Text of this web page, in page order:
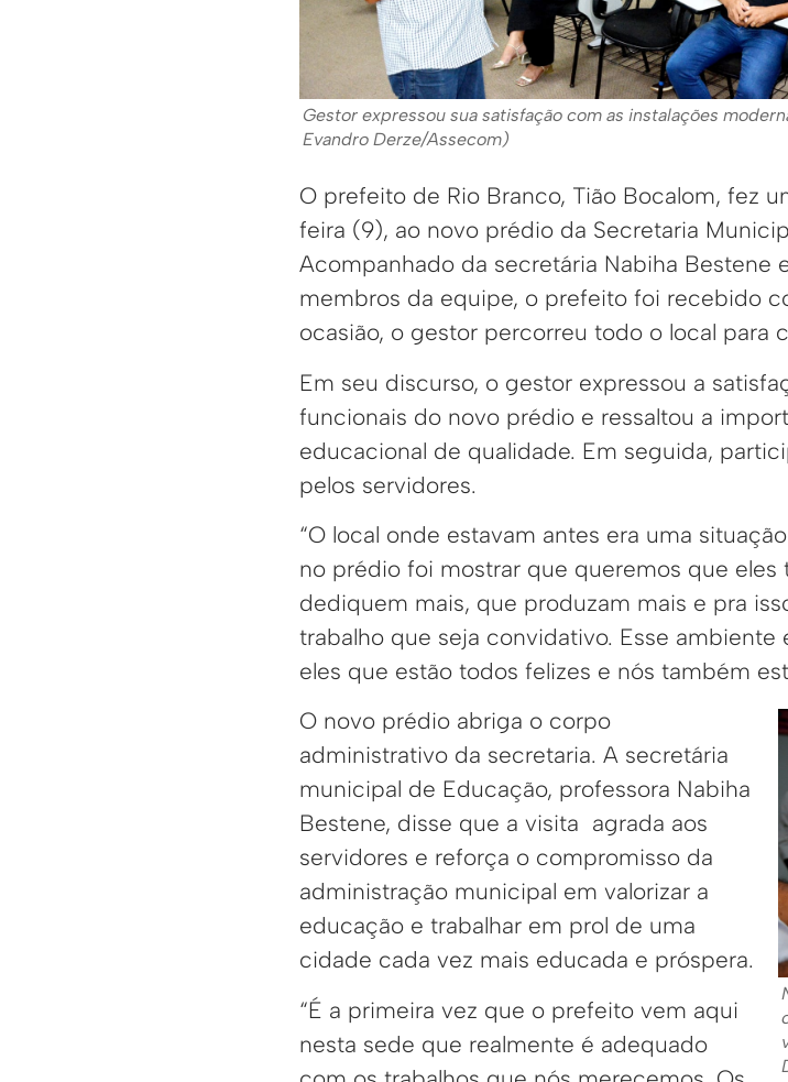
Gestor expressou sua satisfação com as instalações
Evandro Derze/Assecom)
O prefeito de Rio Branco, Tião Bocalom, fez
feira (9), ao novo prédio da Secretaria
Acompanhado da secretária Nabiha Bestene
membros da equipe, o prefeito foi recebido
ocasião, o gestor percorreu todo o local para
Em seu discurso, o gestor expressou a
funcionais do novo prédio e ressaltou a
educacional de qualidade. Em seguida,
pelos servidores.
“O local onde estavam antes era uma
no prédio foi mostrar que queremos que eles
dediquem mais, que produzam mais e pra
trabalho que seja convidativo. Esse
eles que estão todos felizes e nós também
O novo prédio abriga o corpo
administrativo da secretaria. A secretária
municipal de Educação, professora Nabiha
Bestene, disse que a visita agrada aos
servidores e reforça o compromisso da
administração municipal em valorizar a
educação e trabalhar em prol de uma
cidade cada vez mais educada e próspera.
“É a primeira vez que o prefeito vem aqui
nesta sede que realmente é adequado